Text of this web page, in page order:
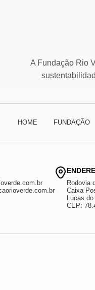
A Fundação Rio
HOME FUNDAÇÃO
Rodovia
Caixa
Lucas
CEP: